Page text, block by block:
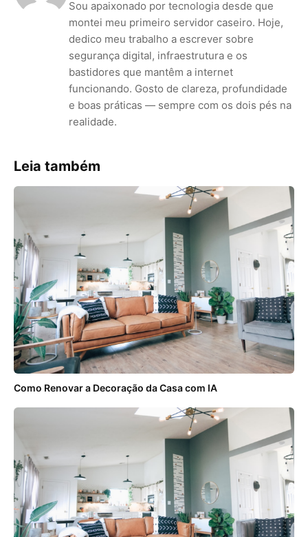
Sou apaixonado por tecnologia desde que
montei meu primeiro servidor caseiro. Hoje,
dedico meu trabalho a escrever sobre
segurança digital, infraestrutura e os
bastidores que mantêm a internet
funcionando. Gosto de clareza, profundidade
e boas práticas — sempre com os dois pés na
realidade.
Leia também
Como Renovar a Decoração da Casa com IA